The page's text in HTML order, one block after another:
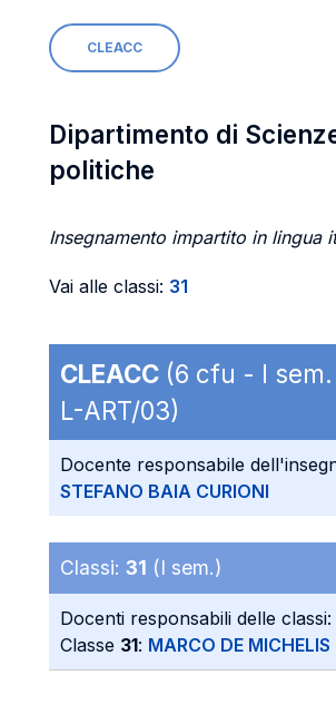
CLEACC
Dipartimento di
politiche
Insegnamento impartito in lingua
Vai alle classi: 31
CLEACC (6 cfu - I
L-ART/03)
Docente responsabile
STEFANO BAIA CURIONI
Classi: 31 (I sem.)
Docenti responsabili delle classi:
Classe 31: MARCO DE MICHELIS